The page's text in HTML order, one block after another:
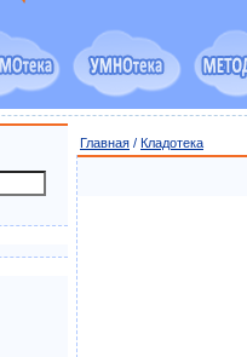
Главная / Кладотека